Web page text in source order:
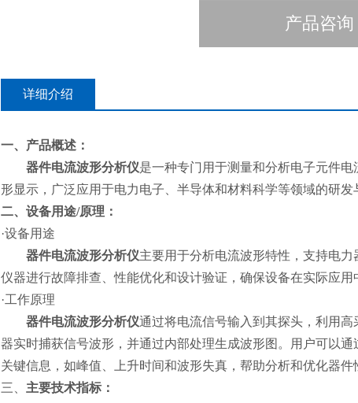
产品咨询
详细介绍
一、产品概述：
器件电流波形分析仪是一种专门用于测量和分析电子元件
形显示，广泛应用于电力电子、半导体和材料科学等领域的研发
二、 设备用途/原理 ：
·设备用途
器件电流波形分析仪主要用于分析电流波形特性，支持电
仪器进行故障排查、性能优化和设计验证，确保设备在实际应用
·工作原理
器件电流波形分析仪通过将电流信号输入到其探头，利用
器实时捕获信号波形，并通过内部处理生成波形图。用户可以
关键信息，如峰值、上升时间和波形失真，帮助分析和优化器件
三、 主要技术指标：